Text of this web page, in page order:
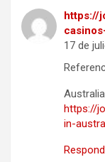
https://
17 de
https://
in-